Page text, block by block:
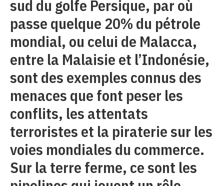
sud du golfe Persique, par où
passe quelque 20% du pétrole
mondial, ou celui de Malacca,
entre la Malaisie et l’Indonésie,
sont des exemples connus des
menaces que font peser les
conflits, les attentats
terroristes et la piraterie sur les
voies mondiales du commerce.
Sur la terre ferme, ce sont les